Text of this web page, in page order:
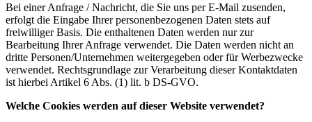
Bei einer Anfrage / Nachricht, die Sie uns per E-Mail zusenden,
erfolgt die Eingabe Ihrer personenbezogenen Daten stets auf
freiwilliger Basis. Die enthaltenen Daten werden nur zur
Bearbeitung Ihrer Anfrage verwendet. Die Daten werden nicht an
dritte Personen/Unternehmen weitergegeben oder für Werbezwecke
verwendet. Rechtsgrundlage zur Verarbeitung dieser Kontaktdaten
ist hierbei Artikel 6 Abs. (1) lit. b DS-GVO.
Welche Cookies werden auf dieser Website verwendet?